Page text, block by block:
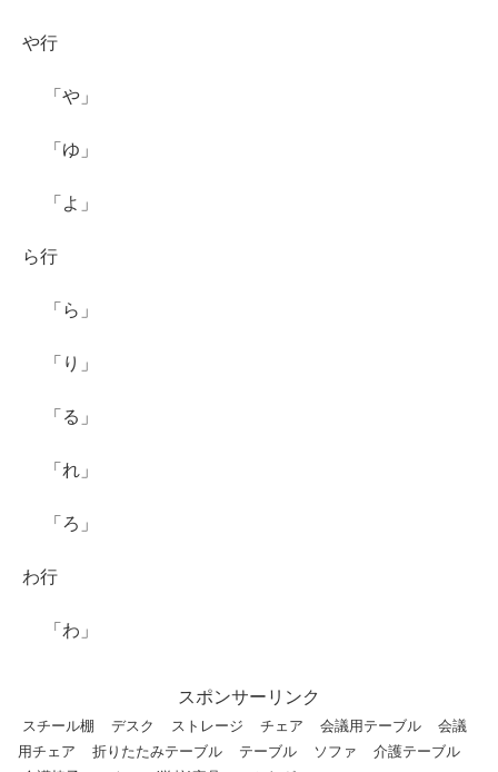
や行
「や」
「ゆ」
「よ」
ら行
「ら」
「り」
「る」
「れ」
「ろ」
わ行
「わ」
スポンサーリンク
スチール棚 デスク ストレージ チェア 会議用テーブル
会議
用チェア
折りたたみテーブル テーブル ソファ
介護テーブル